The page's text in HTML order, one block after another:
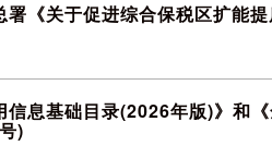
署《关于促进综合保税区扩能
信息基础目录(2026年版)》和
)